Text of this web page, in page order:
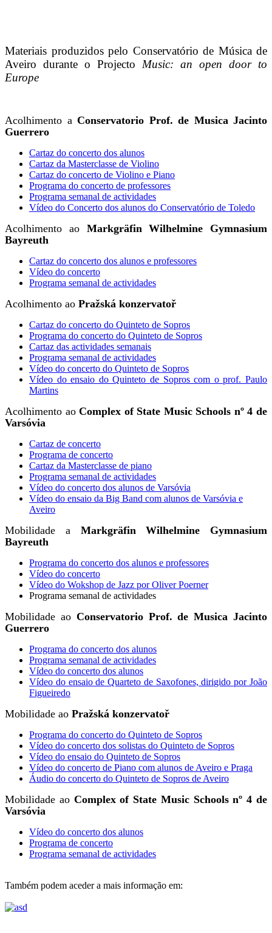
Materiais produzidos pelo Conservatório de Música de
Aveiro durante o Projecto Music: an open door to
Europe
Acolhimento a Conservatorio Prof. de Musica Jacinto
Guerrero
Cartaz do concerto dos alunos
Cartaz da Masterclasse de Violino
Cartaz do concerto de Violino e Piano
Programa do concerto de professores
Programa semanal de actividades
Vídeo do Concerto dos alunos do Conservatório de Toledo
Acolhimento ao Markgräfin Wilhelmine Gymnasium
Bayreuth
Cartaz do concerto dos alunos e professores
Vídeo do concerto
Programa semanal de actividades
Acolhimento ao Pražská konzervatoř
Cartaz do concerto do Quinteto de Sopros
Programa do concerto do Quinteto de Sopros
Cartaz das actividades semanais
Programa semanal de actividades
Vídeo do concerto do Quinteto de Sopros
Vídeo do ensaio do Quinteto de Sopros com o prof. Paulo
Martins
Acolhimento aoComplex of State Music Schools nº 4 de
Varsóvia
Cartaz de concerto
Programa de concerto
Cartaz da Masterclasse de piano
Programa semanal de actividades
Vídeo do concerto dos alunos de Varsóvia
Vídeo do ensaio da Big Band com alunos de Varsóvia e
Aveiro
Mobilidade a Markgräfin Wilhelmine Gymnasium
Bayreuth
Programa do concerto dos alunos e professores
Vídeo do concerto
Vídeo do Wokshop de Jazz por Oliver Poerner
Programa semanal de actividades
Mobilidade ao Conservatorio Prof. de Musica Jacinto
Guerrero
Programa do concerto dos alunos
Programa semanal de actividades
Vídeo do concerto dos alunos
Vídeo do ensaio de Quarteto de Saxofones, dirigido por João
Figueiredo
Mobilidade ao Pražská konzervatoř
Programa do concerto do Quinteto de Sopros
Vídeo do concerto dos solistas do Quinteto de Sopros
Vídeo do ensaio do Quinteto de Sopros
Vídeo do concerto de Piano com alunos de Aveiro e Praga
Áudio do concerto do Quinteto de Sopros de Aveiro
Mobilidade ao Complex of State Music Schools nº 4 de
Varsóvia
Vídeo do concerto dos alunos
Programa de concerto
Programa semanal de actividades
Também podem aceder a mais informação em: